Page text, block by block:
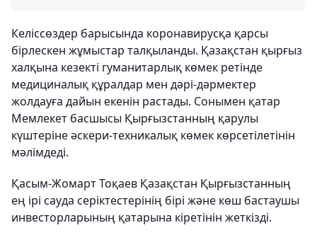
Келіссөздер барысында коронавирусқа қарсы
бірлескен жұмыстар талқыланды. Қазақстан қырғыз
халқына кезекті гуманитарлық көмек ретінде
медициналық құралдар мен дәрі-дәрмектер
жолдауға дайын екенін растады. Сонымен қатар
Мемлекет басшысы Қырғызстанның қарулы
күштеріне әскери-техникалық көмек көрсетілетінін
мәлімдеді.
Қасым-Жомарт Тоқаев Қазақстан Қырғызстанның
ең ірі сауда серіктестерінің бірі және көш бастаушы
инвесторларының қатарына кіретінін жеткізді.